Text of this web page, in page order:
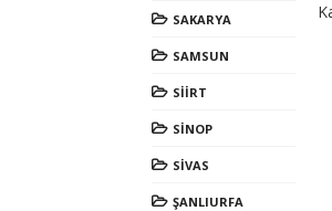
SAKARYA
SAMSUN
SİİRT
SİNOP
SİVAS
ŞANLIURFA